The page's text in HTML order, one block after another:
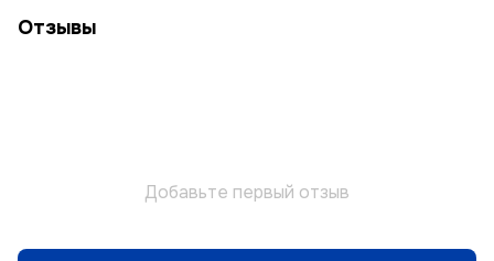
Отзывы
Добавьте первый отзыв